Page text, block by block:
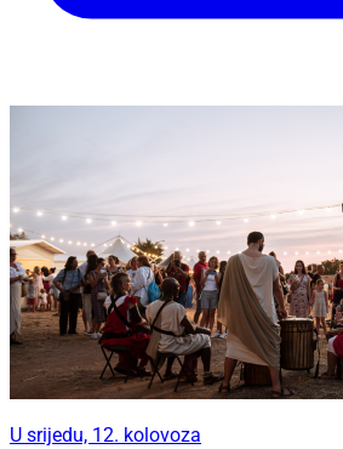
U srijedu, 12. kolovoza